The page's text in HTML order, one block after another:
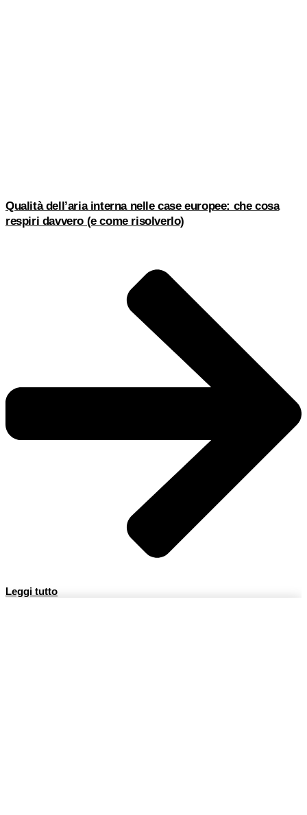
Qualità dell’aria interna nelle case europee: che cosa
respiri davvero (e come risolverlo)
Leggi tutto